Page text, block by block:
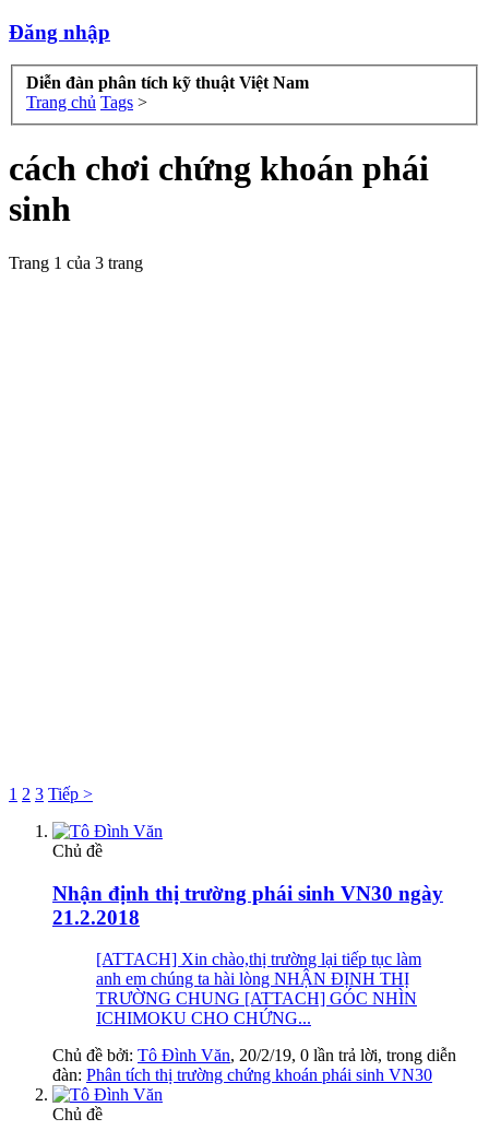
Đăng nhập
Diễn đàn phân tích kỹ thuật Việt Nam
Trang chủ Tags >
cách chơi chứng khoán phái
sinh
Trang 1 của 3 trang
1 2 3 Tiếp >
Chủ đề
Nhận định thị trường phái sinh VN30 ngày
21.2.2018
[ATTACH] Xin chào,thị trường lại tiếp tục làm
anh em chúng ta hài lòng NHẬN ĐỊNH THỊ
TRƯỜNG CHUNG [ATTACH] GÓC NHÌN
ICHIMOKU CHO CHỨNG...
Chủ đề bởi: Tô Đình Văn, 20/2/19, 0 lần trả lời, trong diễn
đàn: Phân tích thị trường chứng khoán phái sinh VN30
Chủ đề